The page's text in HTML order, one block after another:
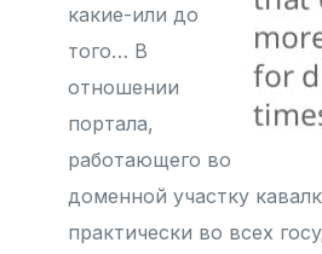
какие-или до
того… В
отношении
портала,
работающего во
доменной участку
практически во всех